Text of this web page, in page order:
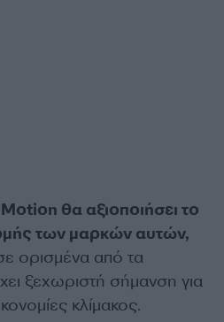
θα αξιοποιήσει το
των μαρκών αυτών,
ορισμένα από τα
ξεχωριστή σήμανση για
κλίμακος.